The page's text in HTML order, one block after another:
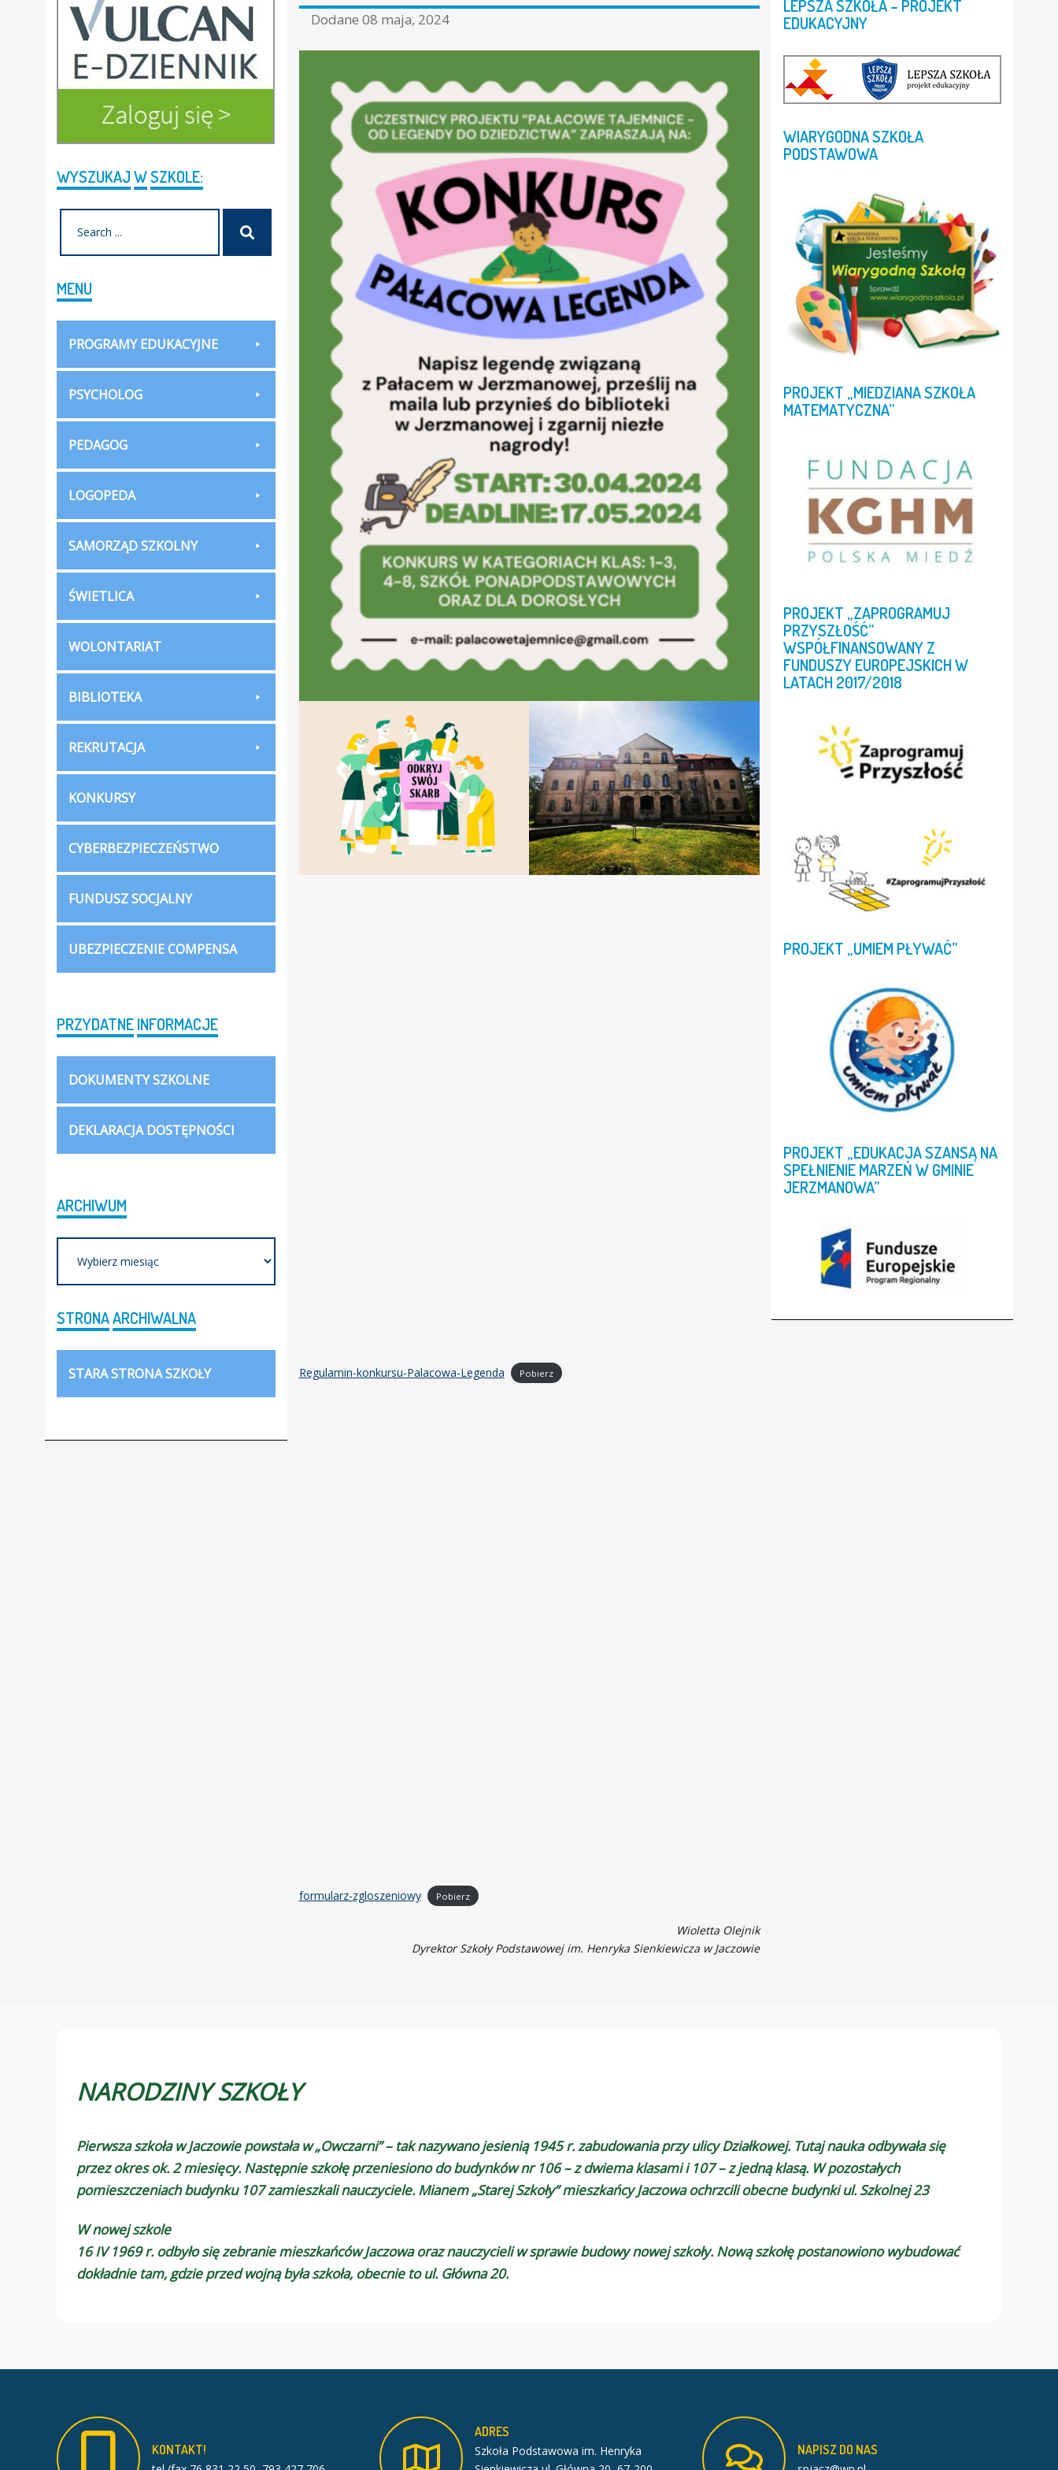
Dodane 08 maja, 2024
Regulamin-konkursu-Palacowa-Legenda Pobierz
formularz-zgloszeniowy Pobierz
Wioletta Olejnik
Dyrektor Szkoły Podstawowej im. Henryka Sienkiewicza w Jaczowie
WYSZUKAJWSZKOLE:
MENU
PROGRAMY EDUKACYJNE
PSYCHOLOG
PEDAGOG
LOGOPEDA
SAMORZĄD SZKOLNY
ŚWIETLICA
WOLONTARIAT
BIBLIOTEKA
REKRUTACJA
KONKURSY
CYBERBEZPIECZEŃSTWO
FUNDUSZ SOCJALNY
UBEZPIECZENIE COMPENSA
PRZYDATNEINFORMACJE
DOKUMENTY SZKOLNE
DEKLARACJA DOSTĘPNOŚCI
ARCHIWUM
STRONAARCHIWALNA
STARA STRONA SZKOŁY
LEPSZASZKOŁA – PROJEKT
EDUKACYJNY
WIARYGODNASZKOŁA
PODSTAWOWA
PROJEKT „MIEDZIANASZKOŁA
MATEMATYCZNA”
PROJEKT „ZAPROGRAMUJ
PRZYSZŁOŚĆ”
WSPÓŁFINANSOWANY Z
FUNDUSZY EUROPEJSKICHW
LATACH 2017/2018
PROJEKT „UMIEM PŁYWAĆ”
PROJEKT „EDUKACJASZANSĄ NA
SPEŁNIENIE MARZEŃW GMINIE
JERZMANOWA”
NARODZINY SZKOŁY
Pierwsza szkoła w Jaczowie powstała w „Owczarni” – tak nazywano jesienią 1945 r. zabudowania przy ulicy Działkowej. Tutaj nauka odbywała się
przez okres ok. 2 miesięcy. Następnie szkołę przeniesiono do budynków nr 106 – z dwiema klasami i 107 – z jedną klasą. W pozostałych
pomieszczeniach budynku 107 zamieszkali nauczyciele. Mianem „Starej Szkoły” mieszkańcy Jaczowa ochrzcili obecne budynki ul. Szkolnej 23
W nowej szkole
16 IV 1969 r. odbyło się zebranie mieszkańców Jaczowa oraz nauczycieli w sprawie budowy nowej szkoły. Nową szkołę postanowiono wybudować
dokładnie tam, gdzie przed wojną była szkoła, obecnie to ul. Główna 20.
KONTAKT!
ADRES
Szkoła Podstawowa im. Henryka
NAPISZDO NAS